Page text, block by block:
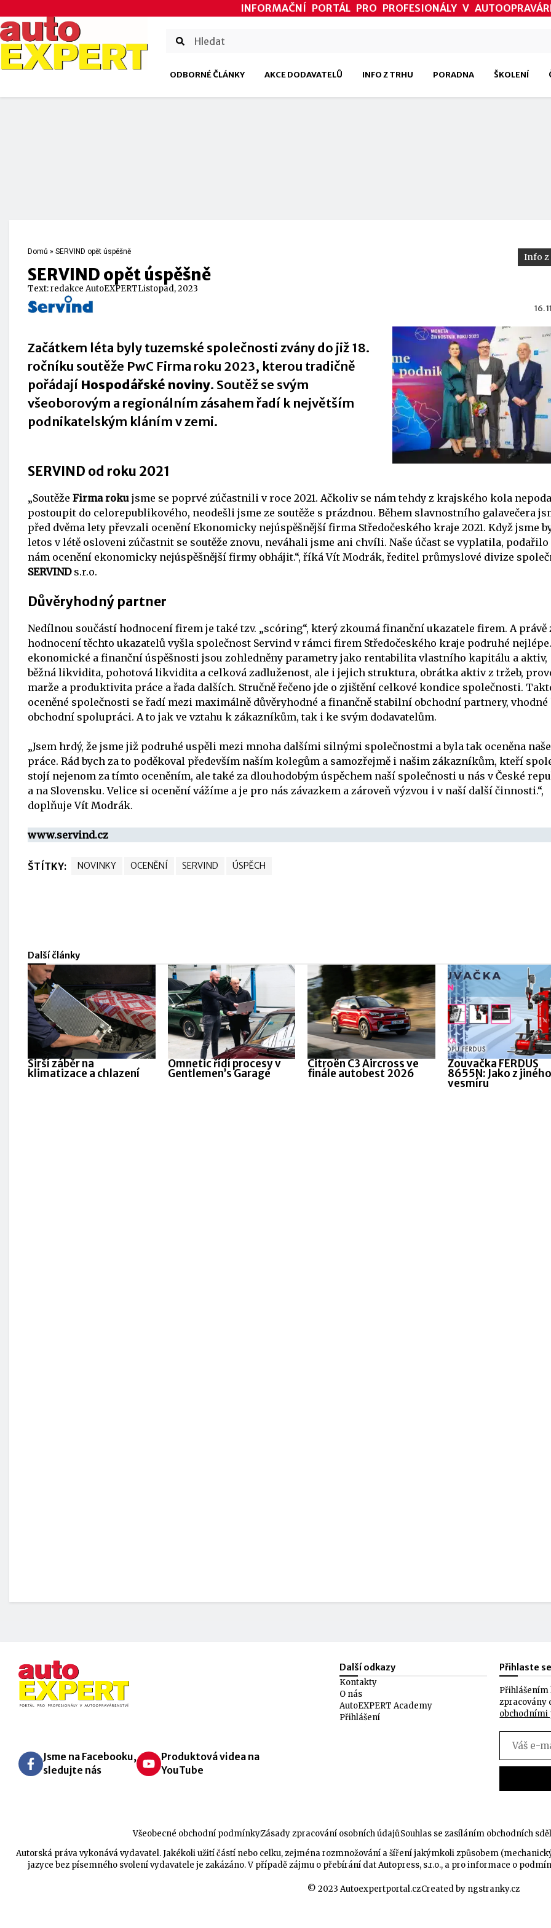
INFORMAČNÍ PORTÁL PRO PROFESIONÁLY V
ODBORNÉ ČLÁNKY AKCE DODAVATELŮ INFO Z TRHU PORADNA ŠKOLENÍ
Domů » SERVIND opět úspěšně
SERVIND opět úspěšně
Info z
Text:redakce AutoEXPERTListopad, 2023
16.
Začátkem léta byly tuzemské společnosti zvány do již 18.
ročníku soutěže PwC Firma roku 2023, kterou tradičně
pořádají Hospodářské noviny. Soutěž se svým
všeoborovým a regionálním zásahem řadí k největším
podnikatelským kláním v zemi.
SERVIND od roku 2021
„Soutěže Firma roku jsme se poprvé zúčastnili v roce 2021. Ačkoliv se nám tehdy z krajského kola
postoupit do celorepublikového, neodešli jsme ze soutěže s prázdnou. Během slavnostního galavečera
před dvěma lety převzali ocenění Ekonomicky nejúspěšnější firma Středočeského kraje 2021. Když jsme
letos v létě osloveni zúčastnit se soutěže znovu, neváhali jsme ani chvíli. Naše účast se vyplatila, podařilo
nám ocenění ekonomicky nejúspěšnější firmy obhájit.“, říká Vít Modrák, ředitel průmyslové divize
SERVIND s.r.o.
Důvěryhodný partner
Nedílnou součástí hodnocení firem je také tzv. „scóring“, který zkoumá finanční ukazatele firem. A právě
hodnocení těchto ukazatelů vyšla společnost Servind v rámci firem Středočeského kraje podruhé
ekonomické a finanční úspěšnosti jsou zohledněny parametry jako rentabilita vlastního kapitálu a aktiv,
běžná likvidita, pohotová likvidita a celková zadluženost, ale i jejich struktura, obrátka aktiv z tržeb,
marže a produktivita práce a řada dalších. Stručně řečeno jde o zjištění celkové kondice společnosti.
oceněné společnosti se řadí mezi maximálně důvěryhodné a finančně stabilní obchodní partnery, vhodné
obchodní spolupráci. A to jak ve vztahu k zákazníkům, tak i ke svým dodavatelům.
„Jsem hrdý, že jsme již podruhé uspěli mezi mnoha dalšími silnými společnostmi a byla tak oceněna naše
práce. Rád bych za to poděkoval především naším kolegům a samozřejmě i našim zákazníkům, kteří
stojí nejenom za tímto oceněním, ale také za dlouhodobým úspěchem naší společnosti u nás v České
a na Slovensku. Velice si ocenění vážíme a je pro nás závazkem a zároveň výzvou i v naší další činnosti.“,
doplňuje Vít Modrák.
www.servind.cz
ŠTÍTKY: NOVINKY OCENĚNÍ SERVIND ÚSPĚCH
Další články
Širší záběr na
klimatizace a chlazení
Omnetic řídí procesy v
Gentlemen’s Garage
Citroën C3 Aircross ve
finále autobest 2026
Zouvačka FERDUS
8655N: Jako z jiného
vesmíru
Další odkazy
Kontakty
O nás
AutoEXPERT Academy
Přihlášení
Přihlaste
Přihlášením
zpracovány
Jsme na Facebooku,
sledujte nás
Produktová videa na
YouTube
Všeobecné obchodní podmínkyZásady zpracování osobních údajůSouhlas se zasíláním obchodních
Autorská práva vykonává vydavatel. Jakékoli užití částí nebo celku, zejména rozmnožování a šíření jakýmkoli způsobem
jazyce bez písemného svolení vydavatele je zakázáno. V případě zájmu o přebírání dat Autopress, s.r.o., a pro informace o
© 2023 Autoexpertportal.czCreated by ngstranky.cz